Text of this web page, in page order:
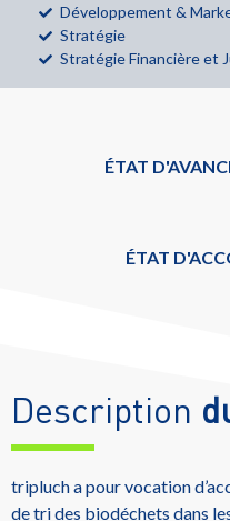
Développement &
Stratégie
Stratégie Financière et
ÉTAT
ÉTAT
Description
tripluch a pour vocation
de tri des biodéchets dans